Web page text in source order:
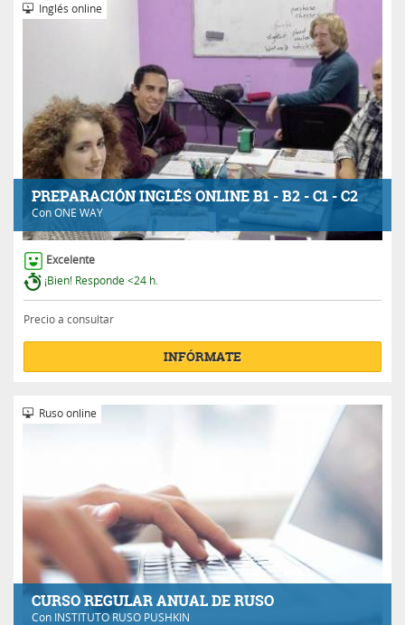
PREPARACIÓN INGLÉS ONLINE B1 - B2 - C1 - C2
ConONE WAY
Inglés online
Excelente
¡Bien! Responde <24 h.
Precio a consultar
INFÓRMATE
CURSO REGULAR ANUAL DE RUSO
Con INSTITUTO RUSO PUSHKIN
Ruso online